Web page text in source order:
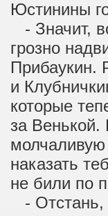
Юстинины
- Значит,
грозно
Прибаукин.
и
которые
за Венькой.
наказать
не били по
- Отстань,